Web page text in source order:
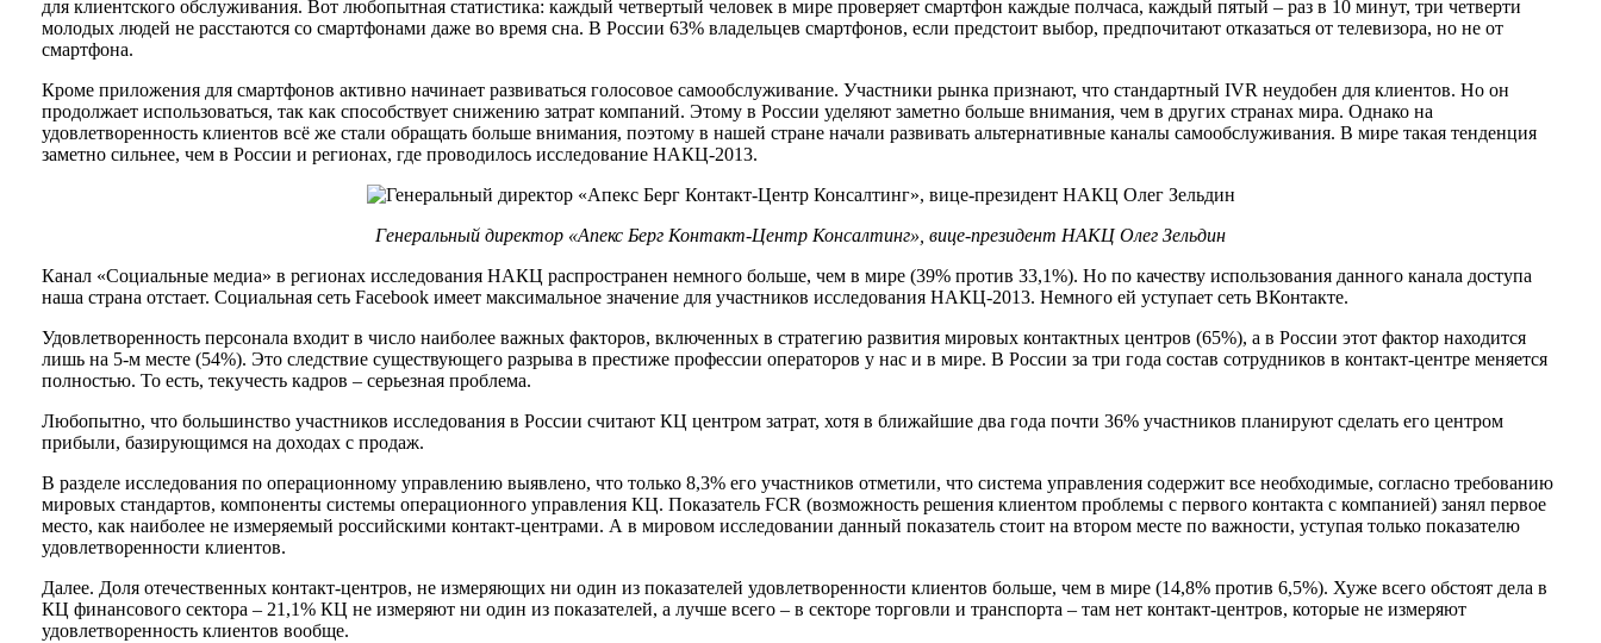
для клиентского обслуживания. Вот любопытная статистика: каждый четвертый человек в мире проверяет смартфон каждые полчаса, каждый пятый – раз в 10 минут, три четверти
молодых людей не расстаются со смартфонами даже во время сна. В России 63% владельцев смартфонов, если предстоит выбор, предпочитают отказаться от телевизора, но не от
смартфона.
Кроме приложения для смартфонов активно начинает развиваться голосовое самообслуживание. Участники рынка признают, что стандартный IVR неудобен для клиентов. Но он
продолжает использоваться, так как способствует снижению затрат компаний. Этому в России уделяют заметно больше внимания, чем в других странах мира. Однако на
удовлетворенность клиентов всё же стали обращать больше внимания, поэтому в нашей стране начали развивать альтернативные каналы самообслуживания. В мире такая тенденция
заметно сильнее, чем в России и регионах, где проводилось исследование НАКЦ-2013.
Генеральный директор «Апекс Берг Контакт-Центр Консалтинг», вице-президент НАКЦ Олег Зельдин
Канал «Социальные медиа» в регионах исследования НАКЦ распространен немного больше, чем в мире (39% против 33,1%). Но по качеству использования данного канала доступа
наша страна отстает. Социальная сеть Facebook имеет максимальное значение для участников исследования НАКЦ-2013. Немного ей уступает сеть ВКонтакте.
Удовлетворенность персонала входит в число наиболее важных факторов, включенных в стратегию развития мировых контактных центров (65%), а в России этот фактор находится
лишь на 5-м месте (54%). Это следствие существующего разрыва в престиже профессии операторов у нас и в мире. В России за три года состав сотрудников в контакт-центре меняется
полностью. То есть, текучесть кадров – серьезная проблема.
Любопытно, что большинство участников исследования в России считают КЦ центром затрат, хотя в ближайшие два года почти 36% участников планируют сделать его центром
прибыли, базирующимся на доходах с продаж.
В разделе исследования по операционному управлению выявлено, что только 8,3% его участников отметили, что система управления содержит все необходимые, согласно требованию
мировых стандартов, компоненты системы операционного управления КЦ. Показатель FCR (возможность решения клиентом проблемы с первого контакта с компанией) занял первое
место, как наиболее не измеряемый российскими контакт-центрами. А в мировом исследовании данный показатель стоит на втором месте по важности, уступая только показателю
удовлетворенности клиентов.
Далее. Доля отечественных контакт-центров, не измеряющих ни один из показателей удовлетворенности клиентов больше, чем в мире (14,8% против 6,5%). Хуже всего обстоят дела в
КЦ финансового сектора – 21,1% КЦ не измеряют ни один из показателей, а лучше всего – в секторе торговли и транспорта – там нет контакт-центров, которые не измеряют
удовлетворенность клиентов вообще.